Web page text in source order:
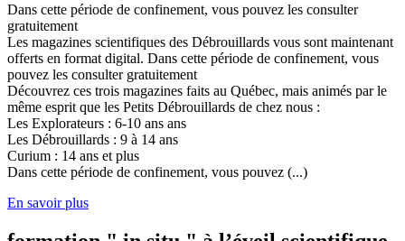
Dans cette période de confinement, vous pouvez les consulter
gratuitement
Les magazines scientifiques des Débrouillards vous sont maintenant
offerts en format digital. Dans cette période de confinement, vous
pouvez les consulter gratuitement
Découvrez ces trois magazines faits au Québec, mais animés par le
même esprit que les Petits Débrouillards de chez nous :
Les Explorateurs : 6-10 ans ans
Les Débrouillards : 9 à 14 ans
Curium : 14 ans et plus
Dans cette période de confinement, vous pouvez (...)
En savoir plus